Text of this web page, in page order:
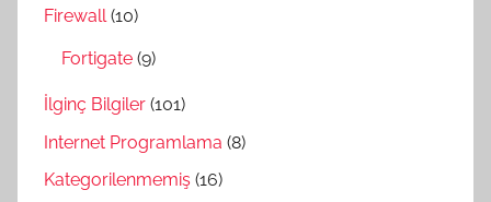
Firewall(10)
Fortigate (9)
İlginç Bilgiler (101)
Internet Programlama (8)
Kategorilenmemiş (16)